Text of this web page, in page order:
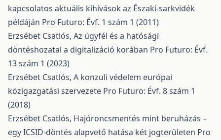
kapcsolatos aktuális kihívások az Északi-sarkvidék
példáján Pro Futuro: Évf. 1 szám 1 (2011)
Erzsébet Csatlós, Az ügyfél és a hatósági
döntéshozatal a digitalizáció korában Pro Futuro: Évf.
13 szám 1 (2023)
Erzsébet Csatlós, A konzuli védelem európai
közigazgatási szervezete Pro Futuro: Évf. 8 szám 1
(2018)
Erzsébet Csatlós, Hajóroncsmentés mint beruházás –
egy ICSID-döntés alapvető hatása két jogterületen Pro